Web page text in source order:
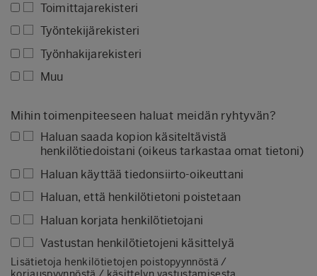
Toimittajarekisteri
Työntekijärekisteri
Työnhakijarekisteri
Muu
Mihin toimenpiteeseen haluat meidän ryhtyvän?
Haluan saada kopion käsiteltävistä
henkilötiedoistani (oikeus tarkastaa omat tietoni)
Haluan käyttää tiedonsiirto-oikeuttani
Haluan, että henkilötietoni poistetaan
Haluan korjata henkilötietojani
Vastustan henkilötietojeni käsittelyä
Lisätietoja henkilötietojen poistopyynnöstä /